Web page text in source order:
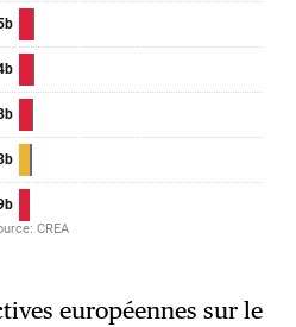
européennes sur le